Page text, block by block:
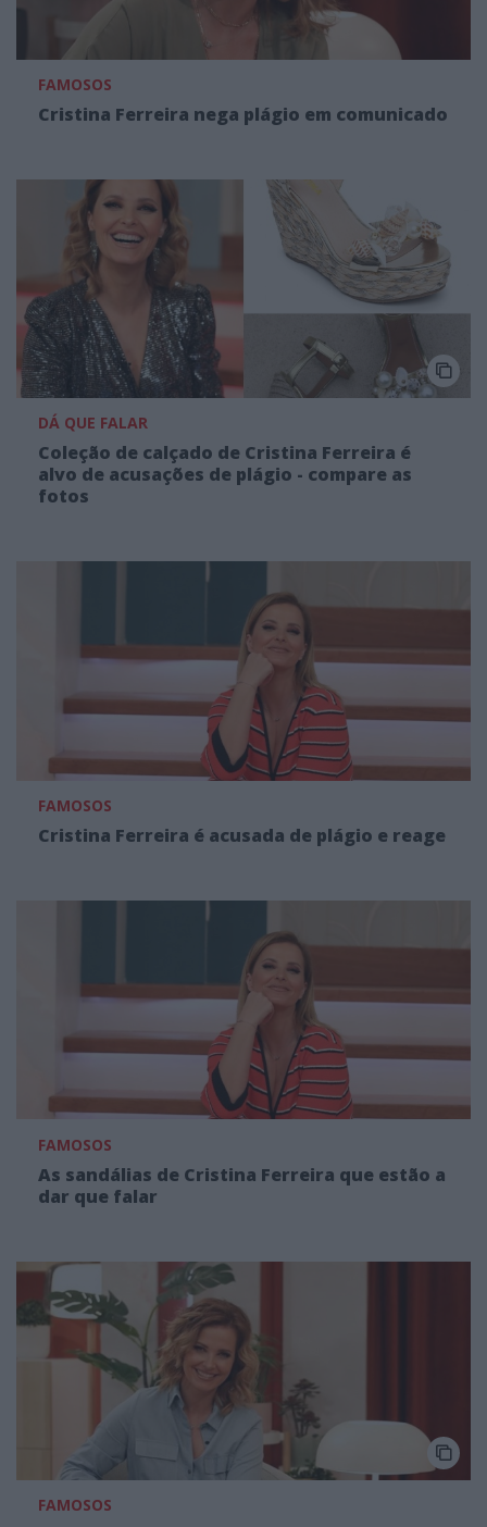
FAMOSOS
Cristina Ferreira nega plágio em comunicado
DÁ QUE FALAR
Coleção de calçado de Cristina Ferreira é
alvo de acusações de plágio - compare as
fotos
FAMOSOS
Cristina Ferreira é acusada de plágio e reage
FAMOSOS
As sandálias de Cristina Ferreira que estão a
dar que falar
FAMOSOS